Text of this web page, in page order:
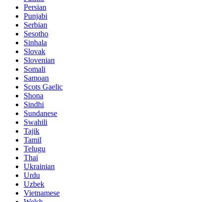
Persian
Punjabi
Serbian
Sesotho
Sinhala
Slovak
Slovenian
Somali
Samoan
Scots Gaelic
Shona
Sindhi
Sundanese
Swahili
Tajik
Tamil
Telugu
Thai
Ukrainian
Urdu
Uzbek
Vietnamese